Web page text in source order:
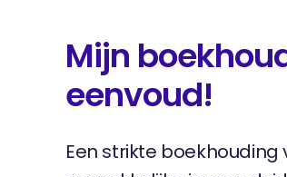
Mijn
eenvoud!
Een strikte